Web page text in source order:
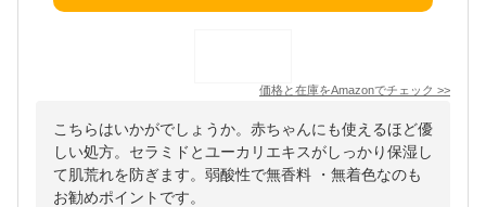
価格と在庫をAmazonでチェック >>
こちらはいかがでしょうか。赤ちゃんにも使えるほど優
しい処方。セラミドとユーカリエキスがしっかり保湿し
て肌荒れを防ぎます。弱酸性で無香料 ・無着色なのも
お勧めポイントです。